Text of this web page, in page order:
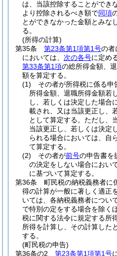
は、当該控除することができ
より控除されるべき額で同項
とができなかった金額とみな
る。
(所得の計算)
第35条
第23条第1項第1号の者
においては、 次の各号に定め
第33条第1項の総所得金額、
額を算定する。
(1)
その者が所得税に係る
所得金額、退職所得金額若
し、若しくは決定した場合
載され、又は当該更正し、
として算定する。 ただし、
当該更正し、若しくは決定
られる場合においては、自
て算定する。
(2)
その者が前号の申告書を
の決定をしない場合におい
に基づいて算定する。
第36条
町民税の納税義務者に
得の計算が一般に著しく適正
いては、各納税義務者につい
で特別の定をする場合を除く
税に関する法令に規定する所
所得を計算し、その計算した
する。
(町民税の申告)
第36条の2
第23条第1項第1号